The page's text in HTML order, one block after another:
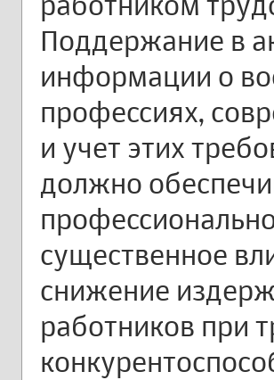
Поддержание в
информации о
профессиях,
и учет этих
должно
существенное
снижение
работников при